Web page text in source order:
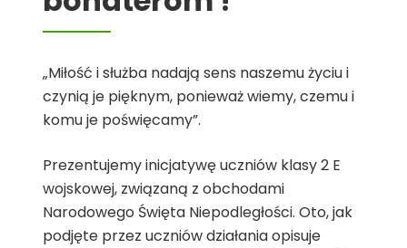
„Miłość i służba nadają sens naszemu życiu i
czynią je pięknym, ponieważ wiemy, czemu i
komu je poświęcamy”.
Prezentujemy inicjatywę uczniów klasy 2 E
wojskowej, związaną z obchodami
Narodowego Święta Niepodległości. Oto, jak
podjęte przez uczniów działania opisuje